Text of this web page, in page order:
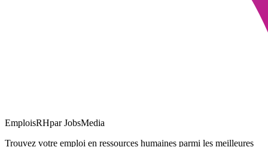
EmploisRHpar JobsMedia
Trouvez votre emploi en ressources humaines parmi les meilleures